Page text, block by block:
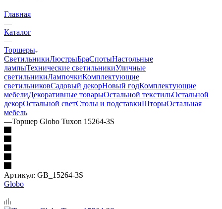
Главная
—
Каталог
—
Торшеры
СветильникиЛюстрыБраСпотыНастольные
лампыТехнические светильникиУличные
светильникиЛампочкиКомплектующие
светильниковСадовый декорНовый годКомплектующие
мебелиДекоративные товарыОстальной текстильОстальной
декорОстальной светСтолы и подставкиШторыОстальная
мебель
—Торшер Globo Tuxon 15264-3S
Артикул: GB_15264-3S
Globo